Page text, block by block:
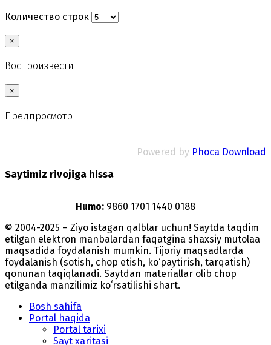
Количество строк
×
Воспроизвести
×
Предпросмотр
Powered by Phoca Download
Saytimiz rivojiga hissa
Humo: 9860 1701 1440 0188
© 2004-2025 – Ziyo istagan qalblar uchun! Saytda taqdim
etilgan elektron manbalardan faqatgina shaxsiy mutolaa
maqsadida foydalanish mumkin. Tijoriy maqsadlarda
foydalanish (sotish, chop etish, ko‘paytirish, tarqatish)
qonunan taqiqlanadi. Saytdan materiallar olib chop
etilganda manzilimiz koʻrsatilishi shart.
Bosh sahifa
Portal haqida
Portal tarixi
Sayt xaritasi